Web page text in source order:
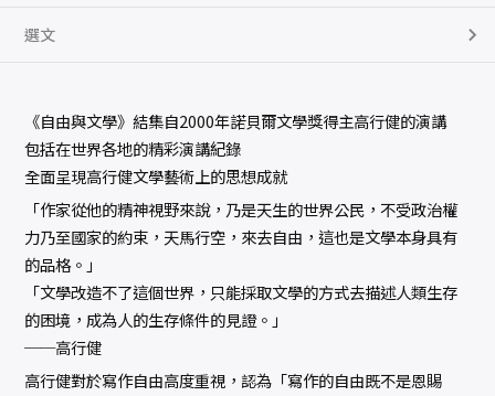
選文
《自由與文學》結集自2000年諾貝爾文學獎得主高行健的演講
包括在世界各地的精彩演講紀錄
全面呈現高行健文學藝術上的思想成就
「作家從他的精神視野來說，乃是天生的世界公民，不受政治權
力乃至國家的約束，天馬行空，來去自由，這也是文學本身具有
的品格。」
「文學改造不了這個世界，只能採取文學的方式去描述人類生存
的困境，成為人的生存條件的見證。」
──高行健
高行健對於寫作自由高度重視，認為「寫作的自由既不是恩賜